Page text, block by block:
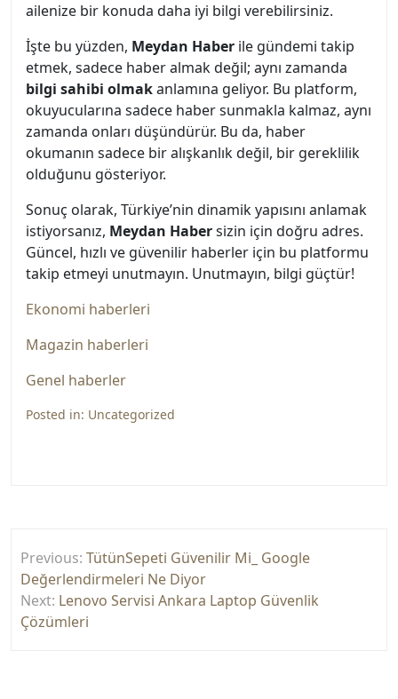
ailenize bir konuda daha iyi bilgi verebilirsiniz.
İşte bu yüzden, Meydan Haber ile gündemi takip
etmek, sadece haber almak değil; aynı zamanda
bilgi sahibi olmakanlamına geliyor. Bu platform,
okuyucularına sadece haber sunmakla kalmaz, aynı
zamanda onları düşündürür. Bu da, haber
okumanın sadece bir alışkanlık değil, bir gereklilik
olduğunu gösteriyor.
Sonuç olarak, Türkiye’nin dinamik yapısını anlamak
istiyorsanız, Meydan Habersizin için doğru adres.
Güncel, hızlı ve güvenilir haberler için bu platformu
takip etmeyi unutmayın. Unutmayın, bilgi güçtür!
Ekonomi haberleri
Magazin haberleri
Genel haberler
Posted in: Uncategorized
gezinmesi
Previous: TütünSepeti Güvenilir Mi_ Google
Değerlendirmeleri Ne Diyor
Next: Lenovo Servisi Ankara Laptop Güvenlik
Çözümleri